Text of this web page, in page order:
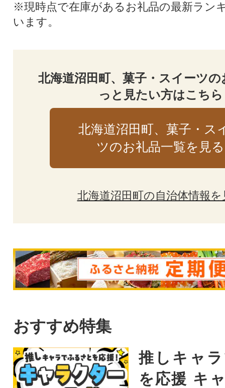
※現時点で在庫があるお礼品の最新ラン
います。
北海道沼田町、菓子・スイーツ
っと見たい方はこちら
北海道沼田町、菓子・ス
ツのお礼品一覧を見る
北海道沼田町の自治体情報を
おすすめ特集
推しキャ
を応援 キ